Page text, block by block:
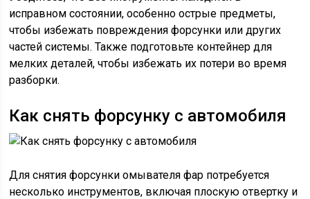
исправном состоянии, особенно острые предметы,
чтобы избежать повреждения форсунки или других
частей системы. Также подготовьте контейнер для
мелких деталей, чтобы избежать их потери во время
разборки.
Как снять форсунку с автомобиля
Для снятия форсунки омывателя фар потребуется
несколько инструментов, включая плоскую отвертку и